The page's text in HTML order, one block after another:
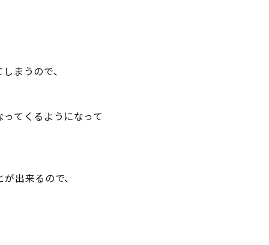
まうので、
てくるようになって
出来るので、